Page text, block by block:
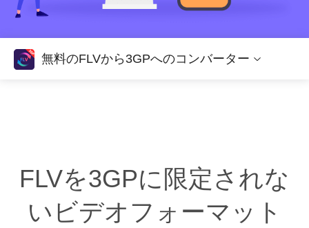
無料のFLVから3GPへのコンバーター
FLVを3GPに限定されな
いビデオフォーマット